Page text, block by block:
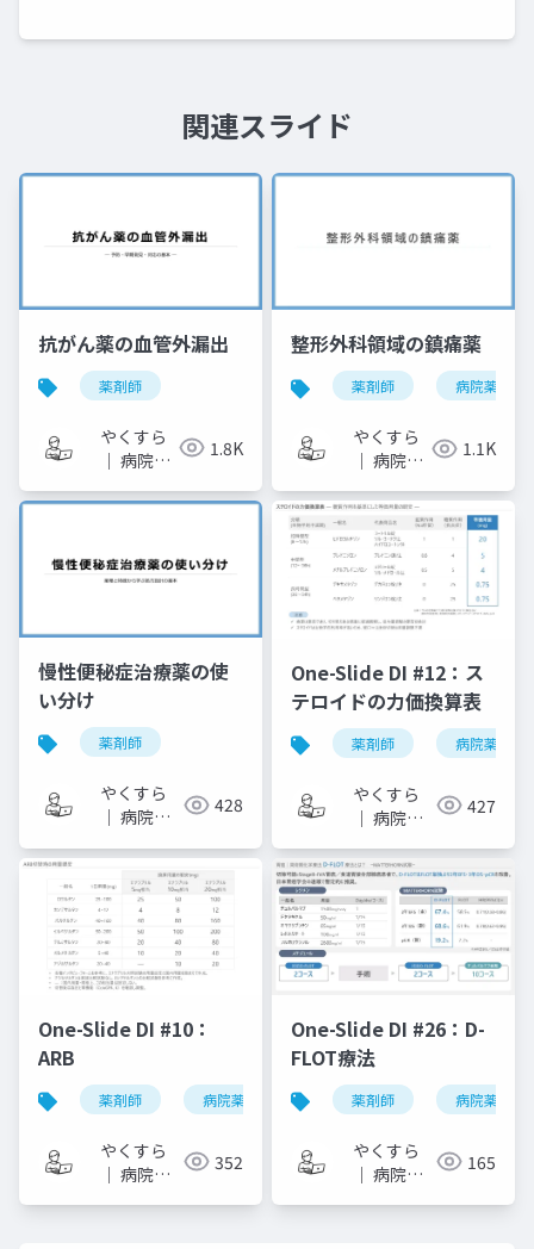
関連スライド
抗がん薬の血管外漏出
薬剤師
やくすら
｜ 病院薬
ライドメ
1.8K
整形外科領域の鎮痛薬
薬剤師 病院薬剤師
やくすら
｜ 病院薬
ライドメ
モ
1.1K
慢性便秘症治療薬の使
い分け
薬剤師
やくすら
｜ 病院薬
イドメモ
428
One-Slide DI #12：ス
テロイドの力価換算表
薬剤師 病院薬剤師
やくすら
｜ 病院薬
イドメモ
427
One-Slide DI #10：
ARB
薬剤師 病院薬剤師 one-slide di arb
やくすら
｜ 病院薬
352
One-Slide DI #26：D-
FLOT療法
薬剤師 病院薬剤師
やくすら
｜ 病院薬
165